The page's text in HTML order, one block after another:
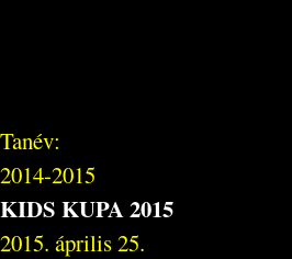
Tanév:
2014-2015
KIDS KUPA 2015
2015. április 25.